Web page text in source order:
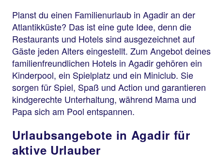
Planst du einen Familienurlaub in Agadir an der
Atlantikküste? Das ist eine gute Idee, denn die
Restaurants und Hotels sind ausgezeichnet auf
Gäste jeden Alters eingestellt. Zum Angebot deines
familienfreundlichen Hotels in Agadir gehören ein
Kinderpool, ein Spielplatz und ein Miniclub. Sie
sorgen für Spiel, Spaß und Action und garantieren
kindgerechte Unterhaltung, während Mama und
Papa sich am Pool entspannen.
Urlaubsangebote in Agadir für
aktive Urlauber